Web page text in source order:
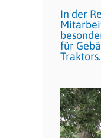
In der
für
Traktors.